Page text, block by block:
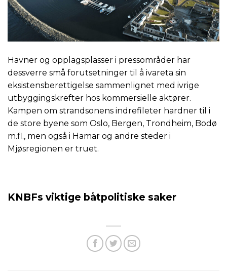
Havner og opplagsplasser i pressområder har
dessverre små forutsetninger til å ivareta sin
eksistensberettigelse sammenlignet med ivrige
utbyggingskrefter hos kommersielle aktører.
Kampen om strandsonens indrefileter hardner til i
de store byene som Oslo, Bergen, Trondheim, Bodø
m.fl., men også i Hamar og andre steder i
Mjøsregionen er truet.
KNBFs viktige båtpolitiske saker